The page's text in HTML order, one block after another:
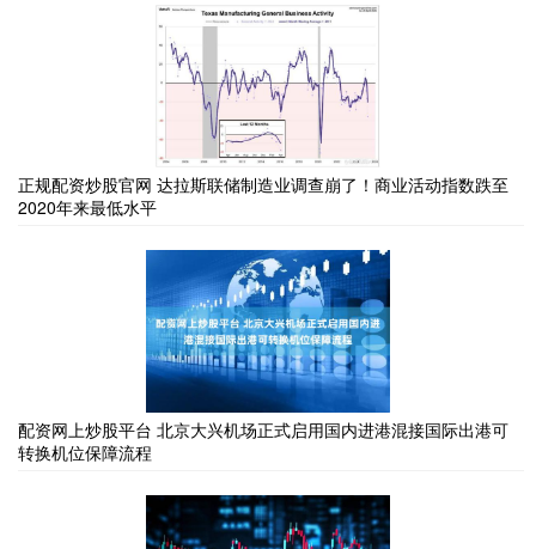
正规配资炒股官网 达拉斯联储制造业调查崩了！商业活动指数跌至
2020年来最低水平
配资网上炒股平台 北京大兴机场正式启用国内进港混接国际出港可
转换机位保障流程